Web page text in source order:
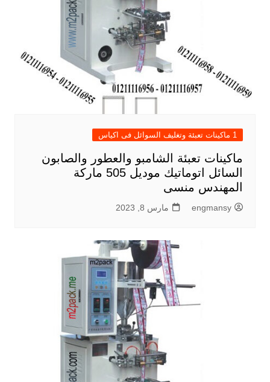
1 ماكينات تعبئة وتغليف السوائل فى اكياس
ماكينات تعبئة الشامبو والعطور والصابون
السائل اتوماتيك موديل 505 ماركة
المهندس منسى
engmansy مارس 8, 2023